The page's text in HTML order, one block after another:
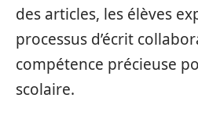
des articles, les élèves
processus d’écrit
compétence précieuse
scolaire.